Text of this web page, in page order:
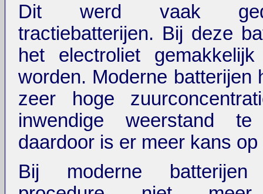
Dit werd vaak
tractiebatterijen. Bij deze
het electroliet
worden. Moderne batterijen
zeer hoge
inwendige weerstand te
daardoor is er meer kans
Bij moderne